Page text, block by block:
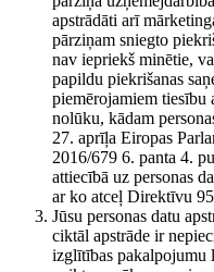
apstrādāti arī
pārziņam sniegto
nav iepriekš minētie,
papildu piekrišanas
piemērojamiem tiesību
nolūku, kādam
27. aprīļa Eiropas
2016/679 6. panta 4.
attiecībā uz personas
ar ko atceļ Direktīvu
Jūsu personas datu
ciktāl apstrāde ir
izglītības pakalpojumu